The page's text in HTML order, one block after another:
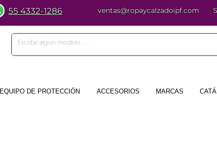
55 4332-1286 ventas@ropaycalzadoipf.com
EQUIPO DE PROTECCIÓN ACCESORIOS MARCAS